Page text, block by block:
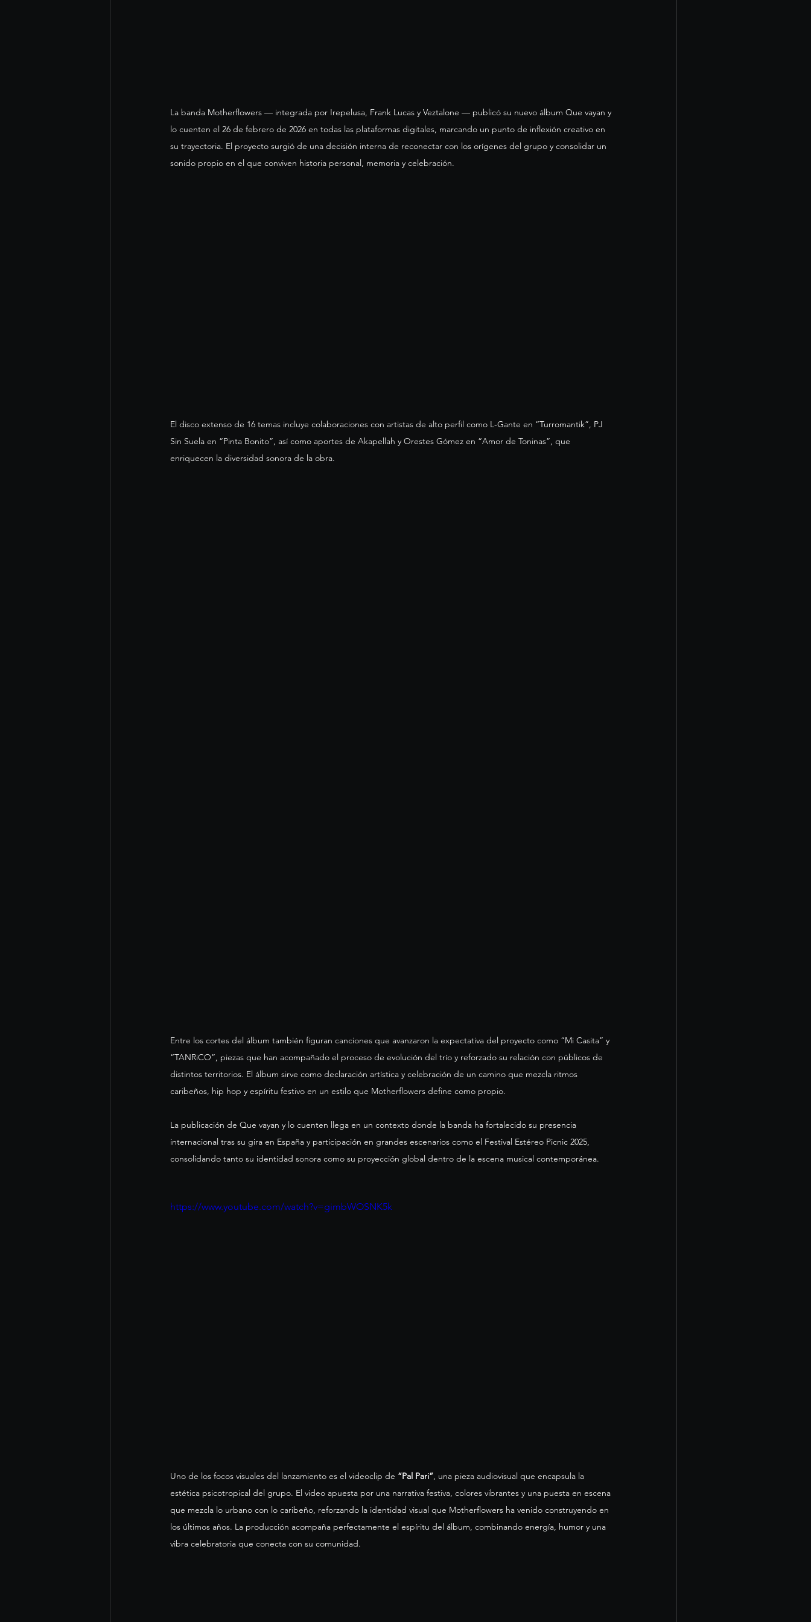
La banda Motherflowers — integrada por Irepelusa, Frank Lucas y Veztalone — publicó su nuevo álbum Que vayan y
lo cuenten el 26 de febrero de 2026 en todas las plataformas digitales, marcando un punto de inflexión creativo en
su trayectoria. El proyecto surgió de una decisión interna de reconectar con los orígenes del grupo y consolidar un
sonido propio en el que conviven historia personal, memoria y celebración.
El disco extenso de 16 temas incluye colaboraciones con artistas de alto perfil como L‑Gante en “Turromantik”, PJ
Sin Suela en “Pinta Bonito”, así como aportes de Akapellah y Orestes Gómez en “Amor de Toninas”, que
enriquecen la diversidad sonora de la obra.
Entre los cortes del álbum también figuran canciones que avanzaron la expectativa del proyecto como “Mi Casita” y
“TANRiCO”, piezas que han acompañado el proceso de evolución del trío y reforzado su relación con públicos de
distintos territorios. El álbum sirve como declaración artística y celebración de un camino que mezcla ritmos
caribeños, hip hop y espíritu festivo en un estilo que Motherflowers define como propio.
La publicación de Que vayan y lo cuenten llega en un contexto donde la banda ha fortalecido su presencia
internacional tras su gira en España y participación en grandes escenarios como el Festival Estéreo Picnic 2025,
consolidando tanto su identidad sonora como su proyección global dentro de la escena musical contemporánea.
https://www.youtube.com/watch?v=gimbWOSNK5k
Uno de los focos visuales del lanzamiento es el videoclip de “Pal Pari” , una pieza audiovisual que encapsula la
estética psicotropical del grupo. El video apuesta por una narrativa festiva, colores vibrantes y una puesta en escena
que mezcla lo urbano con lo caribeño, reforzando la identidad visual que Motherflowers ha venido construyendo en
los últimos años. La producción acompaña perfectamente el espíritu del álbum, combinando energía, humor y una
vibra celebratoria que conecta con su comunidad.